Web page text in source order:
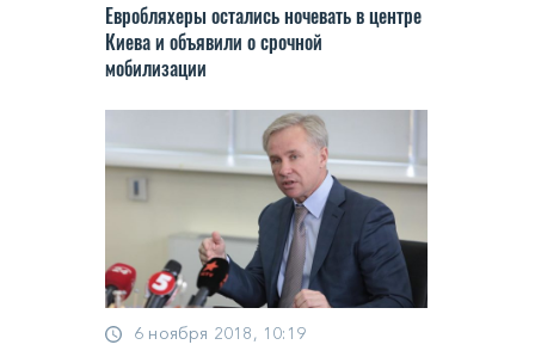
Евробляхеры остались ночевать в центре
Киева и объявили о срочной
мобилизации
6 ноября 2018, 10:19